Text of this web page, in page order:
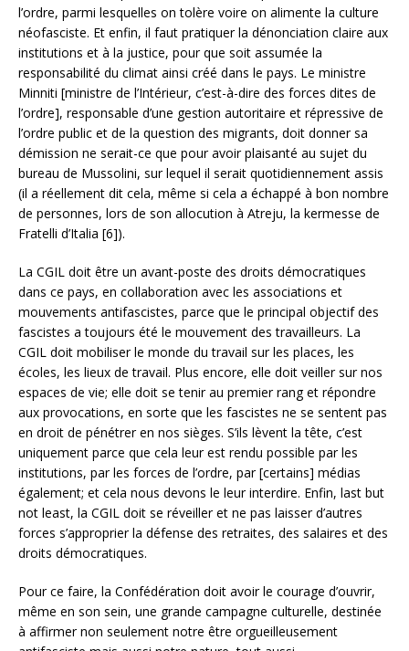
l’ordre, parmi lesquelles on tolère voire on alimente la culture
néofasciste. Et enfin, il faut pratiquer la dénonciation claire aux
institutions et à la justice, pour que soit assumée la
responsabilité du climat ainsi créé dans le pays. Le ministre
Minniti [ministre de l’Intérieur, c’est-à-dire des forces dites de
l’ordre], responsable d’une gestion autoritaire et répressive de
l’ordre public et de la question des migrants, doit donner sa
démission ne serait-ce que pour avoir plaisanté au sujet du
bureau de Mussolini, sur lequel il serait quotidiennement assis
(il a réellement dit cela, même si cela a échappé à bon nombre
de personnes, lors de son allocution à Atreju, la kermesse de
Fratelli d’Italia [6]).
La CGIL doit être un avant-poste des droits démocratiques
dans ce pays, en collaboration avec les associations et
mouvements antifascistes, parce que le principal objectif des
fascistes a toujours été le mouvement des travailleurs. La
CGIL doit mobiliser le monde du travail sur les places, les
écoles, les lieux de travail. Plus encore, elle doit veiller sur nos
espaces de vie; elle doit se tenir au premier rang et répondre
aux provocations, en sorte que les fascistes ne se sentent pas
en droit de pénétrer en nos sièges. S’ils lèvent la tête, c’est
uniquement parce que cela leur est rendu possible par les
institutions, par les forces de l’ordre, par [certains] médias
également; et cela nous devons le leur interdire. Enfin, last but
not least, la CGIL doit se réveiller et ne pas laisser d’autres
forces s’approprier la défense des retraites, des salaires et des
droits démocratiques.
Pour ce faire, la Confédération doit avoir le courage d’ouvrir,
même en son sein, une grande campagne culturelle, destinée
à affirmer non seulement notre être orgueilleusement